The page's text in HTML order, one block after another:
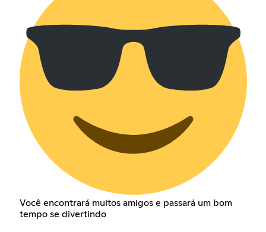
Você encontrará muitos amigos e passará um bom
tempo se divertindo